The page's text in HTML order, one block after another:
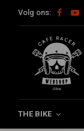
Volg ons:
THE BIKE